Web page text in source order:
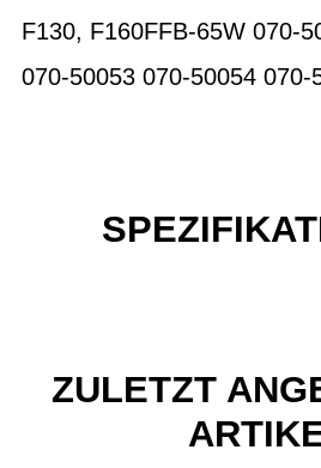
F130, F160FFB-65W 070-
070-50053 070-50054 070-
ZULETZT